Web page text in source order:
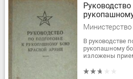
Армии
В руководстве
рукопашному
изложены
приемы боя